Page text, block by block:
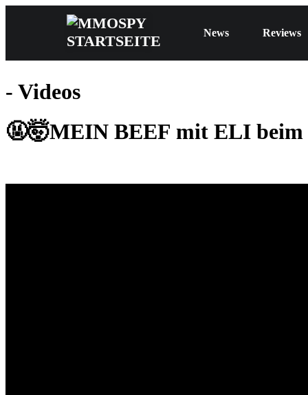
News Reviews
- Videos
🤬🤯MEIN BEEF mit ELI